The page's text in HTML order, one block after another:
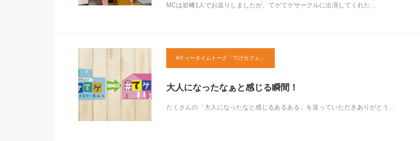
MCは岩﨑1人でお送りしましたが、てゲてゲサークルに出演してくれた…
#ティータイムトーク「てげカフェ」
大人になったなぁと感じる瞬間！
たくさんの「大人になったなと感じるあるある」を送っていただきありがとう…